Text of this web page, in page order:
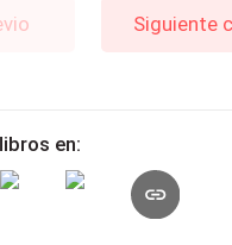
Siguiente
en: